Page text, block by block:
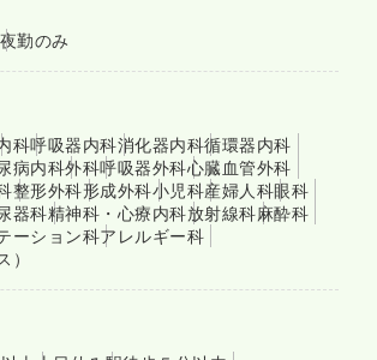
夜勤のみ
科呼吸器内科消化器内科循環器内科
病内科外科呼吸器外科心臓血管外科
整形外科形成外科小児科産婦人科眼科
器科精神科・心療内科放射線科麻酔科
ーション科アレルギー科
）